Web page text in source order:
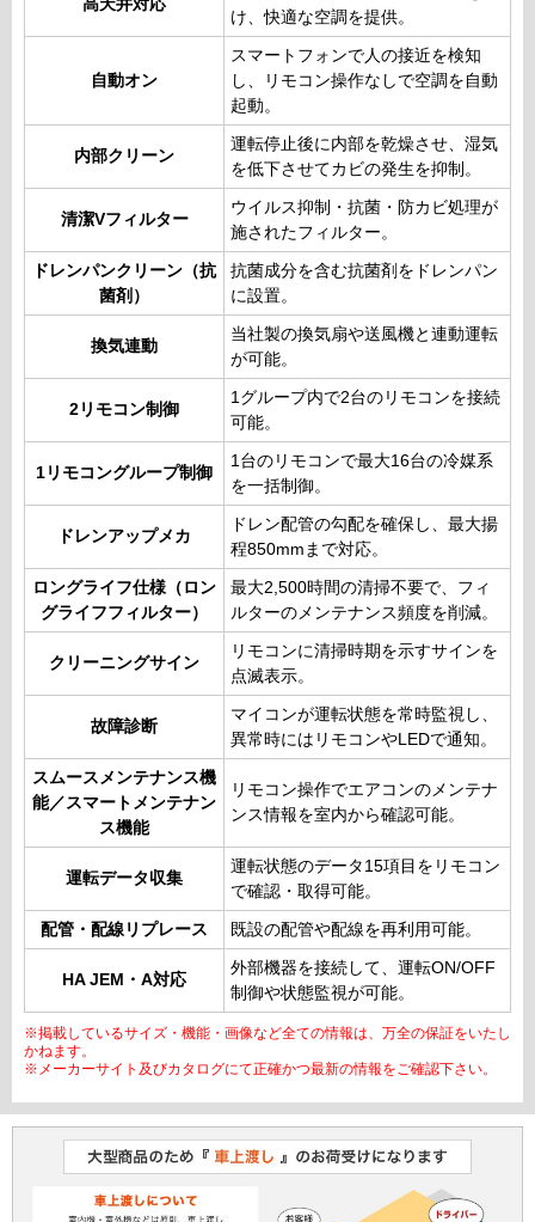
高天井対応
け、快適な空調を提供。
自動オン
スマートフォンで人の接近を検知
し、リモコン操作なしで空調を自動
起動。
内部クリーン
運転停止後に内部を乾燥させ、湿気
を低下させてカビの発生を抑制。
清潔Vフィルター
ウイルス抑制・抗菌・防カビ処理が
施されたフィルター。
ドレンパンクリーン（抗
菌剤）
抗菌成分を含む抗菌剤をドレンパン
に設置。
換気連動
当社製の換気扇や送風機と連動運転
が可能。
2リモコン制御
1グループ内で2台のリモコンを接続
可能。
1リモコングループ制御
1台のリモコンで最大16台の冷媒系
を一括制御。
ドレンアップメカ
ドレン配管の勾配を確保し、最大揚
程850mmまで対応。
ロングライフ仕様（ロン
グライフフィルター）
最大2,500時間の清掃不要で、フィ
ルターのメンテナンス頻度を削減。
クリーニングサイン
リモコンに清掃時期を示すサインを
点滅表示。
故障診断
マイコンが運転状態を常時監視し、
異常時にはリモコンやLEDで通知。
スムースメンテナンス機
能／スマートメンテナン
ス機能
リモコン操作でエアコンのメンテナ
ンス情報を室内から確認可能。
運転データ収集
運転状態のデータ15項目をリモコン
で確認・取得可能。
配管・配線リプレース 既設の配管や配線を再利用可能。
HA JEM・A対応
外部機器を接続して、運転ON/OFF
制御や状態監視が可能。
※掲載しているサイズ・機能・画像など全ての情報は、万全の保証をいたし
かねます。
※メーカーサイト及びカタログにて正確かつ最新の情報をご確認下さい。